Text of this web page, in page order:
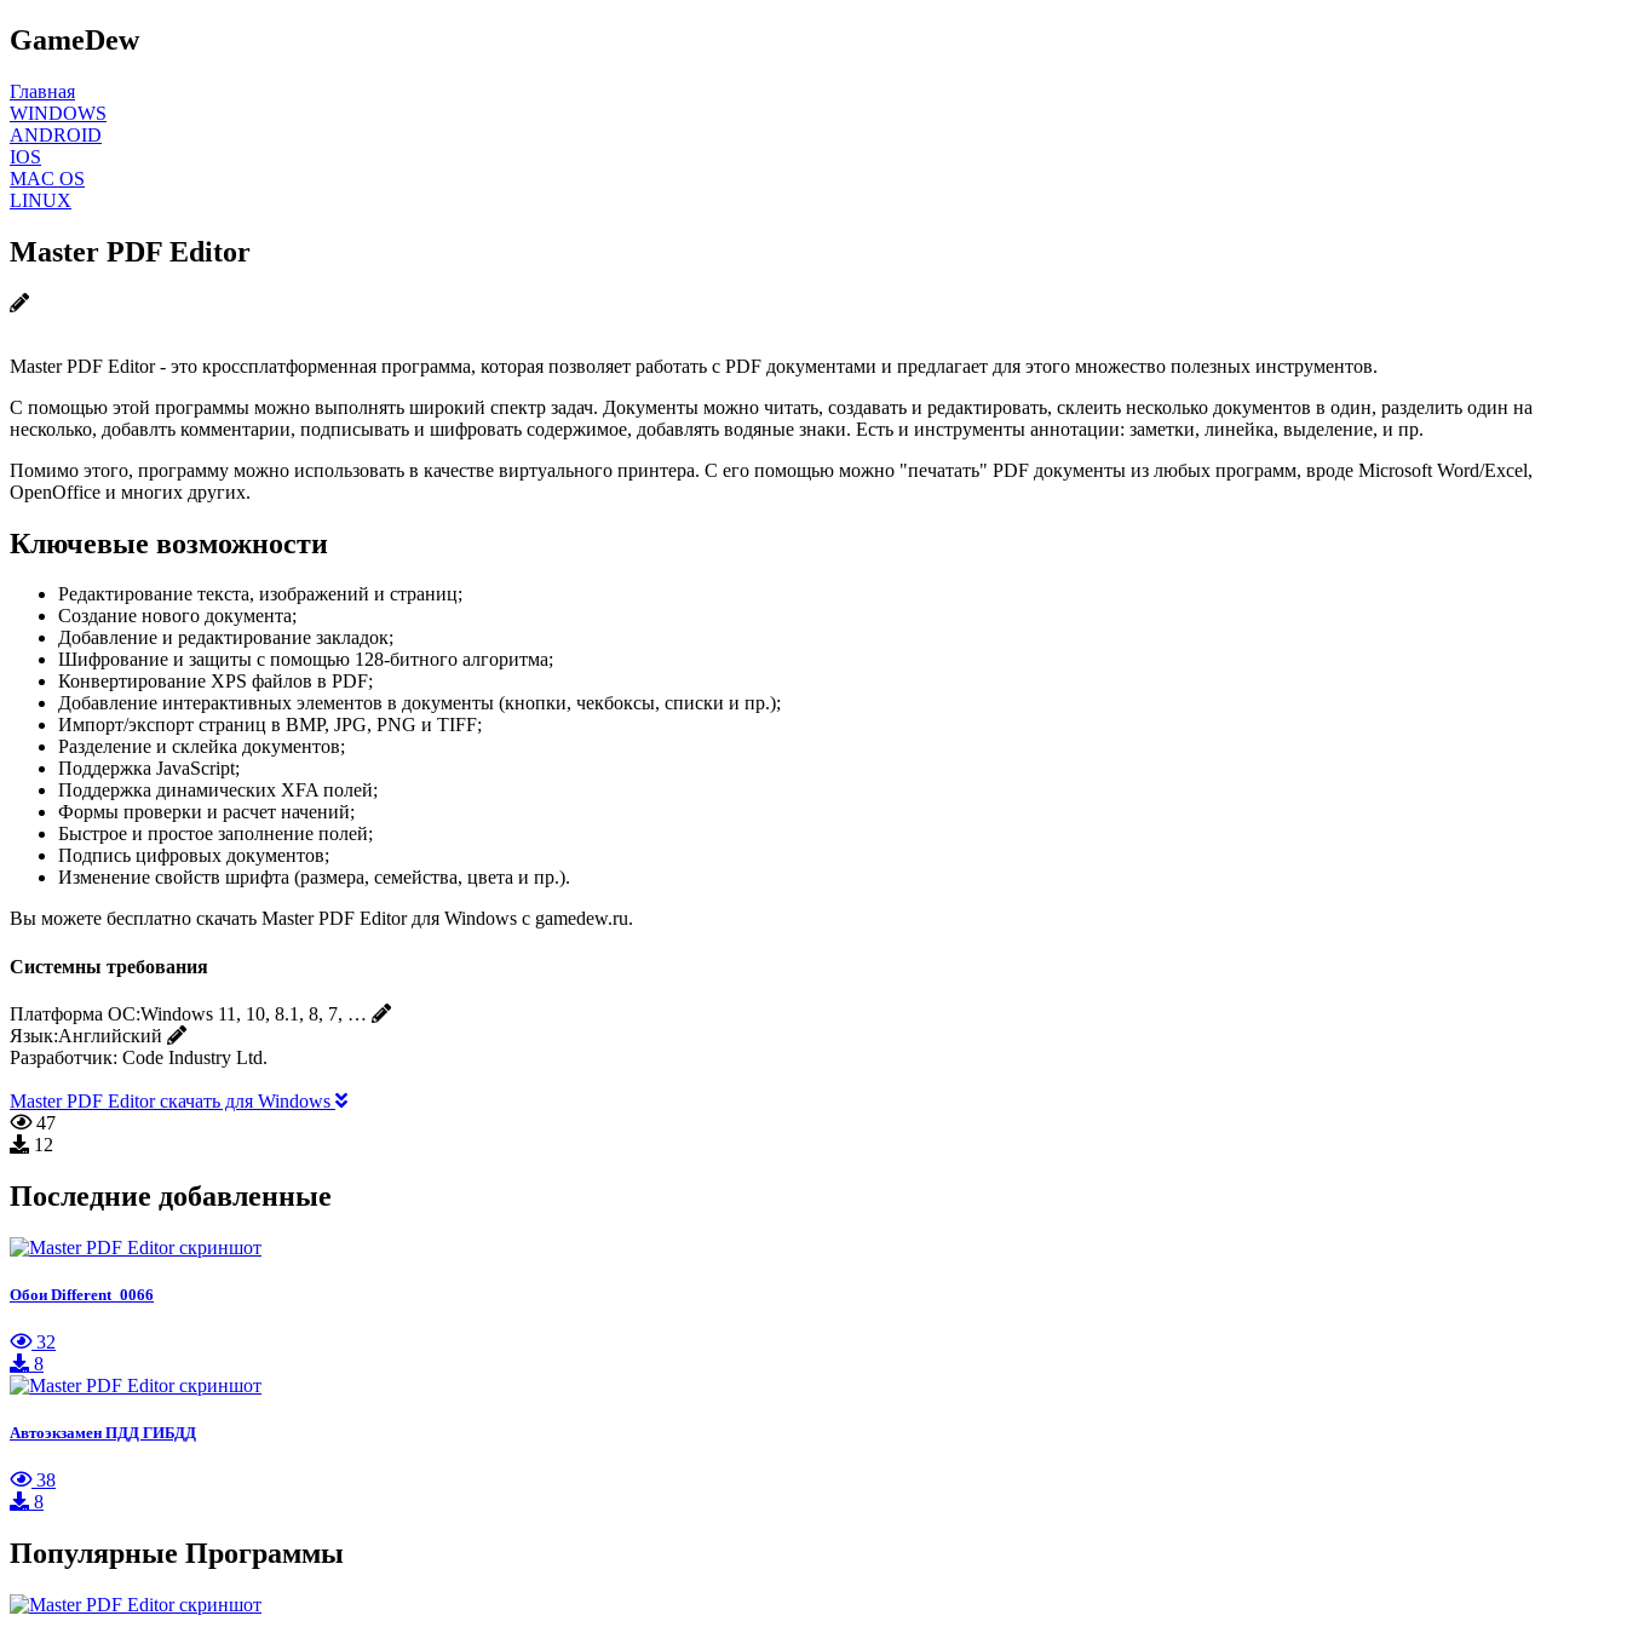
GameDew
Главная
WINDOWS
ANDROID
IOS
MAC OS
LINUX
Master PDF Editor
Master PDF Editor - это кроссплатформенная программа, которая позволяет работать с PDF документами и предлагает для этого множество полезных инструментов.
С помощью этой программы можно выполнять широкий спектр задач. Документы можно читать, создавать и редактировать, склеить несколько документов в один, разделить один на
несколько, добавлть комментарии, подписывать и шифровать содержимое, добавлять водяные знаки. Есть и инструменты аннотации: заметки, линейка, выделение, и пр.
Помимо этого, программу можно использовать в качестве виртуального принтера. С его помощью можно "печатать" PDF документы из любых программ, вроде Microsoft Word/Excel,
OpenOffice и многих других.
Ключевые возможности
Редактирование текста, изображений и страниц;
Создание нового документа;
Добавление и редактирование закладок;
Шифрование и защиты с помощью 128-битного алгоритма;
Конвертирование XPS файлов в PDF;
Добавление интерактивных элементов в документы (кнопки, чекбоксы, списки и пр.);
Импорт/экспорт страниц в BMP, JPG, PNG и TIFF;
Разделение и склейка документов;
Поддержка JavaScript;
Поддержка динамических XFA полей;
Формы проверки и расчет начений;
Быстрое и простое заполнение полей;
Подпись цифровых документов;
Изменение свойств шрифта (размера, семейства, цвета и пр.).
Вы можете бесплатно скачать Master PDF Editor для Windows с gamedew.ru.
Системны требования
Платформа ОС:Windows 11, 10, 8.1, 8, 7, …
Язык:Английский
Разработчик: Code Industry Ltd.
Master PDF Editor скачать для Windows
47
12
Последние добавленные
Обои Different_0066
32
8
Автоэкзамен ПДД ГИБДД
38
8
Популярные Программы